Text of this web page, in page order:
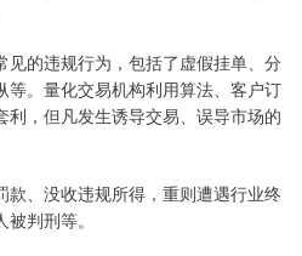
见的违规行为，包括了虚假挂单、分
等。量化交易机构利用算法、客户订
，但凡发生诱导交易、误导市场的
款、没收违规所得，重则遭遇行业终
判刑等。